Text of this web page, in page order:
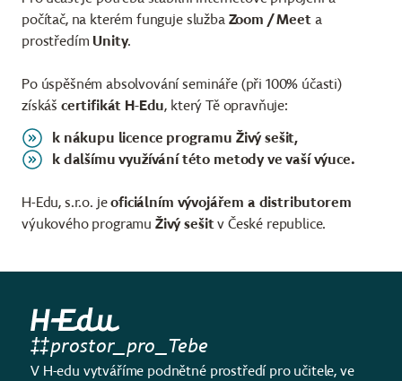
počítač, na kterém funguje služba Zoom / Meeta
prostředím Unity.
Po úspěšném absolvování semináře (při 100% účasti)
získáš certifikát H-Edu, který Tě opravňuje:
k nákupu licence programu Živý sešit,
k dalšímu využívání této metody ve vaší výuce.
H-Edu, s.r.o. jeoficiálním vývojářem a distributorem
výukového programu Živý sešitv České republice.
prostor_pro_Tebe
V H-edu vytváříme podnětné prostředí pro učitele, ve